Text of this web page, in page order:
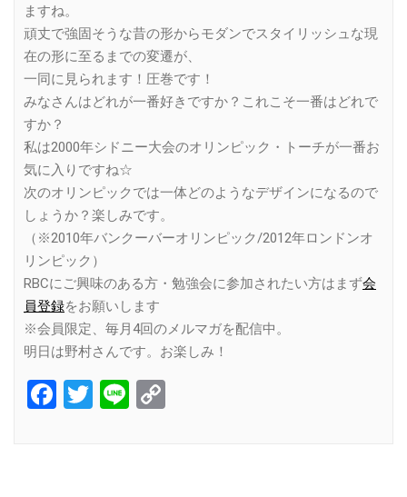
ますね。
頑丈で強固そうな昔の形からモダンでスタイリッシュな現
在の形に至るまでの変遷が、
一同に見られます！圧巻です！
みなさんはどれが一番好きですか？これこそ一番はどれで
すか？
私は2000年シドニー大会のオリンピック・トーチが一番お
気に入りですね☆
次のオリンピックでは一体どのようなデザインになるので
しょうか？楽しみです。
（※2010年バンクーバーオリンピック/2012年ロンドンオ
リンピック）
RBCにご興味のある方・勉強会に参加されたい方はまず会
員登録をお願いします
※会員限定、毎月4回のメルマガを配信中。
明日は野村さんです。お楽しみ！
Facebook
Twitter
Line